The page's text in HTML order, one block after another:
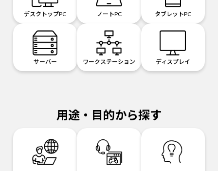
デスクトップPC ノートPC タブレットPC
サーバー ワークステーション ディスプレイ
用途・目的から探す